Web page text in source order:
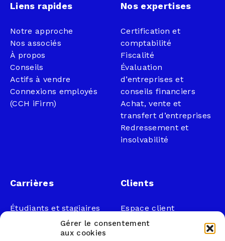
Gérer le consentement
aux cookies
Liens rapides
Notre approche
Nos associés
À propos
Conseils
Actifs à vendre
Connexions employés
(CCH iFirm)
Nos expertises
Certification et
comptabilité
Fiscalité
Évaluation
d’entreprises et
conseils financiers
Achat, vente et
transfert d’entreprises
Redressement et
insolvabilité
Carrières
Étudiants et stagiaires
Professionnels
Nous joindre
Clients
Espace client
Légal